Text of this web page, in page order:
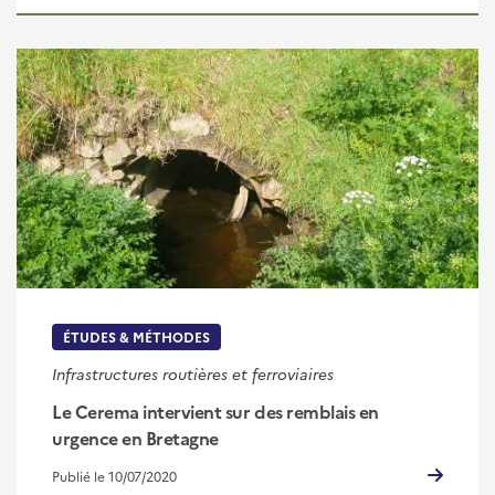
ÉTUDES & MÉTHODES
Infrastructures routières et ferroviaires
Le Cerema intervient sur des remblais en
urgence en Bretagne
Publié le 10/07/2020